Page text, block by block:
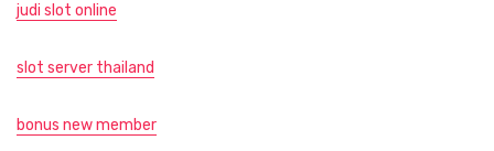
judi slot online
slot server thailand
bonus new member